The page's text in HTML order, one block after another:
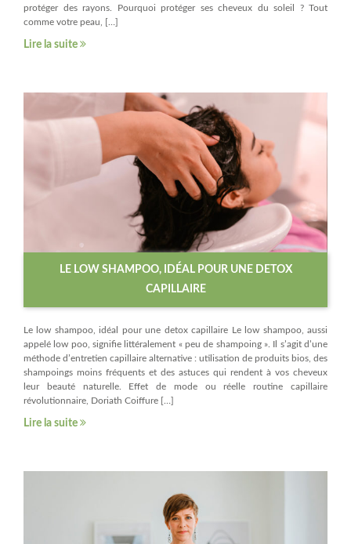
protéger des rayons. Pourquoi protéger ses cheveux du soleil ? Tout
comme votre peau, […]
Lire la suite
LE LOW SHAMPOO, IDÉAL POUR UNE DETOX
CAPILLAIRE
Le low shampoo, idéal pour une detox capillaire Le low shampoo, aussi
appelé low poo, signifie littéralement « peu de shampoing ». Il s’agit d’une
méthode d’entretien capillaire alternative : utilisation de produits bios, des
shampoings moins fréquents et des astuces qui rendent à vos cheveux
leur beauté naturelle. Effet de mode ou réelle routine capillaire
révolutionnaire, Doriath Coiffure […]
Lire la suite